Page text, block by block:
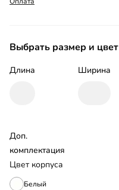
Выбрать размер и цвет
Длина Ширина
Цвет корпуса
Белый
Доп.
комплектация